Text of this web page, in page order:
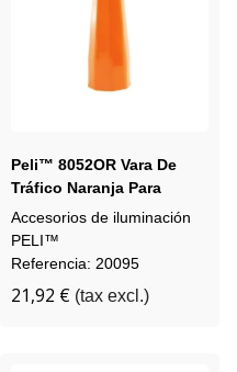
Peli™ 8052OR Vara De
Tráfico Naranja Para
Linterna 8050
Accesorios de iluminación
PELI™
Referencia: 20095
21,92 € (tax excl.)